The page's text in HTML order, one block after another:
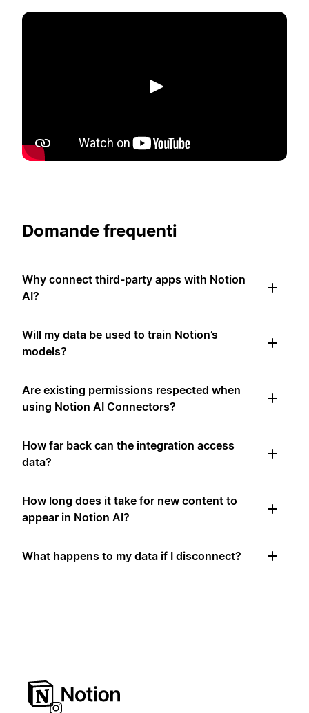
Riproduci
Domande frequenti
Why connect third-party apps with Notion
AI?
Will my data be used to train Notion’s
models?
Are existing permissions respected when
using Notion AI Connectors?
How far back can the integration access
data?
How long does it take for new content to
appear in Notion AI?
What happens to my data if I disconnect?